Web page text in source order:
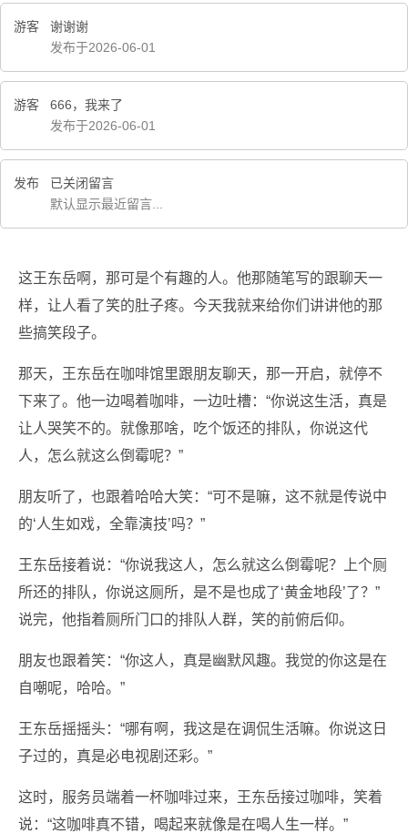
游客
谢谢谢
发布于2026-06-01
游客
666，我来了
发布于2026-06-01
发布
已关闭留言
默认显示最近留言...
这王东岳啊，那可是个有趣的人。他那随笔写的跟聊天一
样，让人看了笑的肚子疼。今天我就来给你们讲讲他的那
些搞笑段子。
那天，王东岳在咖啡馆里跟朋友聊天，那一开启，就停不
下来了。他一边喝着咖啡，一边吐槽：“你说这生活，真是
让人哭笑不的。就像那啥，吃个饭还的排队，你说这代
人，怎么就这么倒霉呢？”
朋友听了，也跟着哈哈大笑：“可不是嘛，这不就是传说中
的‘人生如戏，全靠演技’吗？”
王东岳接着说：“你说我这人，怎么就这么倒霉呢？上个厕
所还的排队，你说这厕所，是不是也成了‘黄金地段’了？”
说完，他指着厕所门口的排队人群，笑的前俯后仰。
朋友也跟着笑：“你这人，真是幽默风趣。我觉的你这是在
自嘲呢，哈哈。”
王东岳摇摇头：“哪有啊，我这是在调侃生活嘛。你说这日
子过的，真是必电视剧还彩。”
这时，服务员端着一杯咖啡过来，王东岳接过咖啡，笑着
说：“这咖啡真不错，喝起来就像是在喝人生一样。”